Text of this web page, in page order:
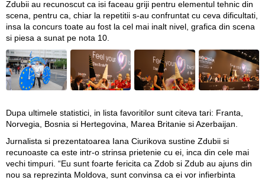
Zdubii au recunoscut ca isi faceau griji pentru elementul tehnic din
scena, pentru ca, chiar la repetitii s-au confruntat cu ceva dificultati,
insa la concurs toate au fost la cel mai inalt nivel, grafica din scena
si piesa a sunat pe nota 10.
Dupa ultimele statistici, in lista favoritilor sunt citeva tari: Franta,
Norvegia, Bosnia si Hertegovina, Marea Britanie si Azerbaijan.
Jurnalista si prezentatoarea Iana Ciurikova sustine Zdubii si
recunoaste ca este intr-o strinsa prietenie cu ei, inca din cele mai
vechi timpuri. “Eu sunt foarte fericita ca Zdob si Zdub au ajuns din
nou sa reprezinta Moldova, sunt convinsa ca ei vor infierbinta